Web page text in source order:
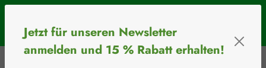
RabattcodeBIOS55 € Rabatt ab einem Warenkorbwert von 50 €.
Jetzt für unseren Newsletter
anmelden und 15 % Rabatt erhalten!